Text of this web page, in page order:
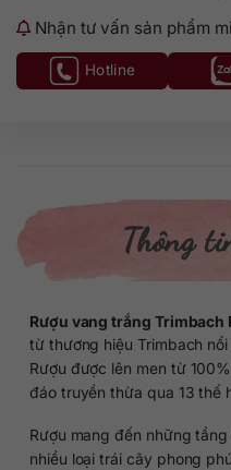
Nhận tư vấn sản phẩm
Hotline
Thông
Rượu vang trắng Trimbach
từ thương hiệu Trimbach
Rượu được lên men từ
đáo truyền thừa qua 13 thế
Rượu mang đến những
nhiều loại trái cây phong